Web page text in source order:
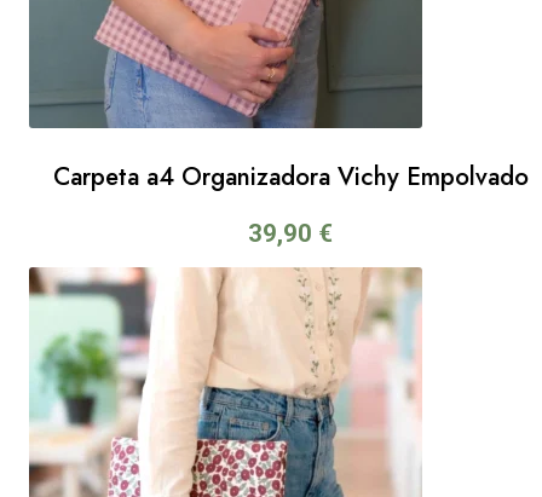
Carpeta a4 Organizadora Vichy Empolvado
39,90 €